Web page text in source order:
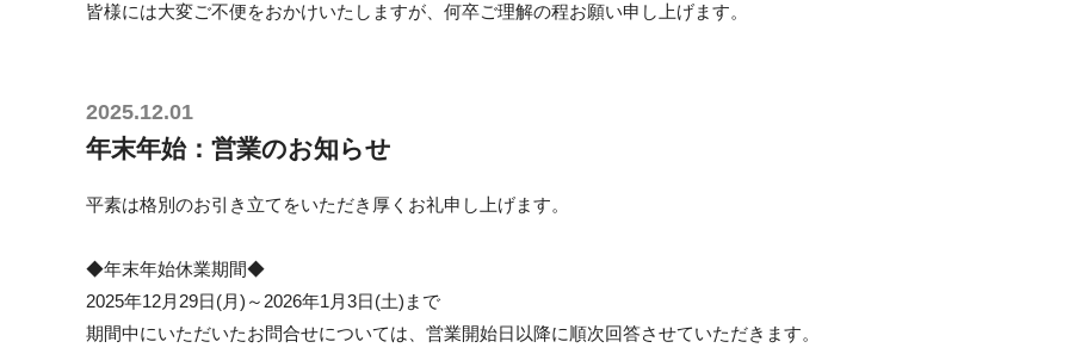
皆様には大変ご不便をおかけいたしますが、何卒ご理解の程お願い申し上げます。
2025.12.01
年末年始：営業のお知らせ
平素は格別のお引き立てをいただき厚くお礼申し上げます。
◆年末年始休業期間◆
2025年12月29日(月)～2026年1月3日(土)まで
期間中にいただいたお問合せについては、営業開始日以降に順次回答させていただきます。